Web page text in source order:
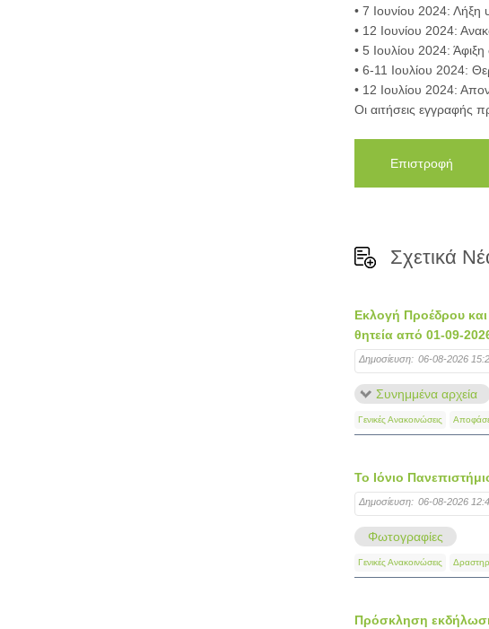
• 7 Ιουνίου 2024:
• 12 Ιουνίου 2024:
• 5 Ιουλίου 2024:
• 6-11 Ιουλίου 2024:
• 12 Ιουλίου 2024:
Οι αιτήσεις εγγραφής
Επιστροφή
Σχετικά
Εκλογή Προέδρου και
θητεία από 01-09-
Δημοσίευση: 06-08-2026
Συνημμένα αρχεία
Γενικές Ανακοινώσεις
Το Ιόνιο
Δημοσίευση: 06-08-2026
Φωτογραφίες
Γενικές Ανακοινώσεις
Πρόσκληση